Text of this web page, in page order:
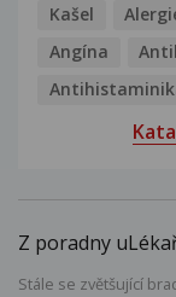
Kašel
Angína
Z poradny
Stále se zvětšující